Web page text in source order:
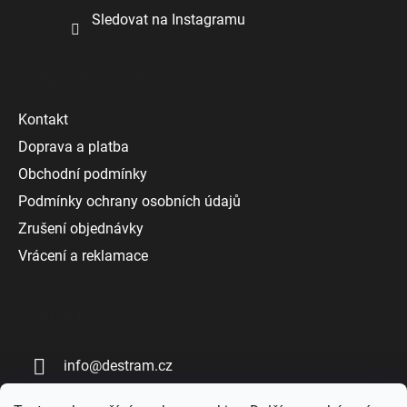
Sledovat na Instagramu
Kontakt
Doprava a platba
Obchodní podmínky
Podmínky ochrany osobních údajů
Zrušení objednávky
Vrácení a reklamace
info@destram.cz